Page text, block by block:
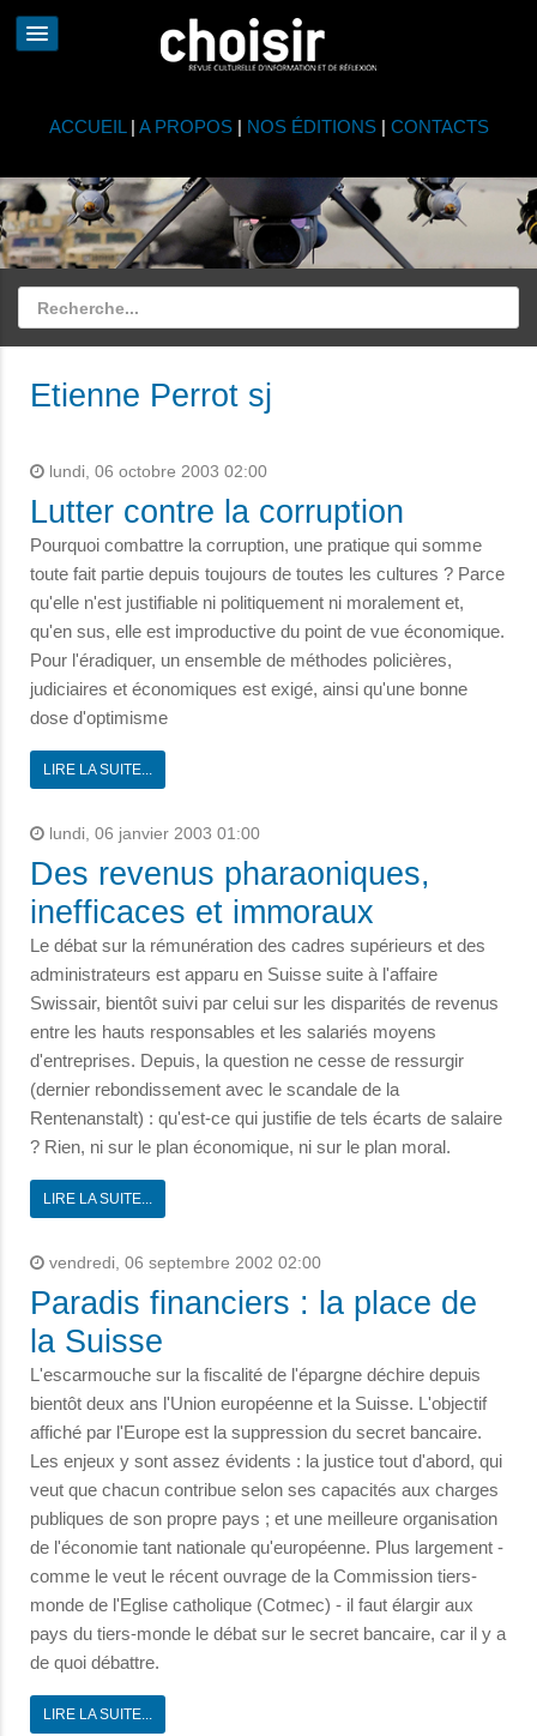
ACCUEIL | A PROPOS| NOS ÉDITIONS| CONTACTS
Etienne Perrot sj
lundi, 06 octobre 2003 02:00
Lutter contre la corruption
Pourquoi combattre la corruption, une pratique qui somme
toute fait partie depuis toujours de toutes les cultures ? Parce
qu'elle n'est justifiable ni politiquement ni moralement et,
qu'en sus, elle est improductive du point de vue économique.
Pour l'éradiquer, un ensemble de méthodes policières,
judiciaires et économiques est exigé, ainsi qu'une bonne
dose d'optimisme
LIRE LA SUITE...
lundi, 06 janvier 2003 01:00
Des revenus pharaoniques,
inefficaces et immoraux
Le débat sur la rémunération des cadres supérieurs et des
administrateurs est apparu en Suisse suite à l'affaire
Swissair, bientôt suivi par celui sur les disparités de revenus
entre les hauts responsables et les salariés moyens
d'entreprises. Depuis, la question ne cesse de ressurgir
(dernier rebondissement avec le scandale de la
Rentenanstalt) : qu'est-ce qui justifie de tels écarts de salaire
? Rien, ni sur le plan économique, ni sur le plan moral.
LIRE LA SUITE...
vendredi, 06 septembre 2002 02:00
Paradis financiers : la place de
la Suisse
L'escarmouche sur la fiscalité de l'épargne déchire depuis
bientôt deux ans l'Union européenne et la Suisse. L'objectif
affiché par l'Europe est la suppression du secret bancaire.
Les enjeux y sont assez évidents : la justice tout d'abord, qui
veut que chacun contribue selon ses capacités aux charges
publiques de son propre pays ; et une meilleure organisation
de l'économie tant nationale qu'européenne. Plus largement -
comme le veut le récent ouvrage de la Commission tiers-
monde de l'Eglise catholique (Cotmec) - il faut élargir aux
pays du tiers-monde le débat sur le secret bancaire, car il y a
de quoi débattre.
LIRE LA SUITE...